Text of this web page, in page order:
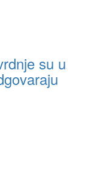
su u